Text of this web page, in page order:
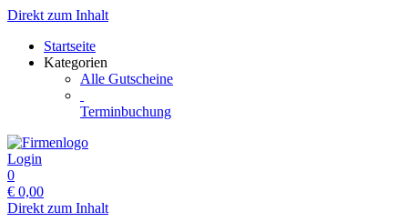
Direkt zum Inhalt
Startseite
Kategorien
Alle Gutscheine
Terminbuchung
Login
0
€ 0,00
Direkt zum Inhalt